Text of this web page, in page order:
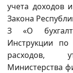
учета доходов
Закона
З «О
Инструкции по
расходов,
Министерства